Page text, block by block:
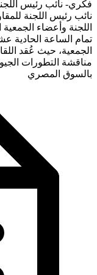
فكري- نائب رئيس
نائب رئيس اللجنة
اللجنة وأعضاء
الجمعية، حيث عُقد
مناقشة التطورات
بالسوق المصري